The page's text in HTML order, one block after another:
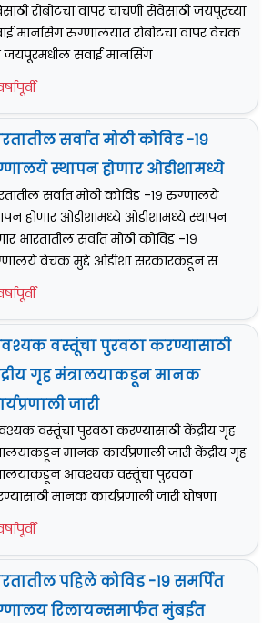
रोबोटचा वापर चाचणी सेवेसाठी जयपूरच्या
मानसिंग रुग्णालयात रोबोटचा वापर वेचक
जयपूरमधील सवाई मानसिंग
सर्वात मोठी कोविड -१९
स्थापन होणार ओडीशामध्ये
सर्वात मोठी कोविड -१९ रुग्णालये
होणार ओडीशामध्ये ओडीशामध्ये स्थापन
भारतातील सर्वात मोठी कोविड -१९
वेचक मुद्दे ओडीशा सरकारकडून स
वस्तूंचा पुरवठा करण्यासाठी
गृह मंत्रालयाकडून मानक
जारी
वस्तूंचा पुरवठा करण्यासाठी केंद्रीय गृह
मानक कार्यप्रणाली जारी केंद्रीय गृह
आवश्यक वस्तूंचा पुरवठा
मानक कार्यप्रणाली जारी घोषणा
पहिले कोविड -१९ समर्पित
रिलायन्समार्फत मुंबईत